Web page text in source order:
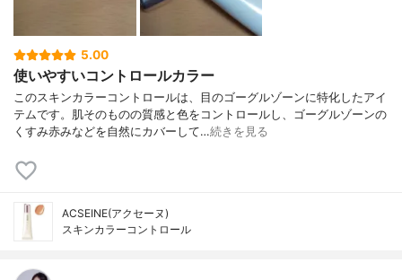
5.00
使いやすいコントロールカラー
このスキンカラーコントロールは、目のゴーグルゾーンに特化したアイ
テムです。肌そのものの質感と色をコントロールし、ゴーグルゾーンの
くすみ赤みなどを自然にカバーして…続きを見る
ACSEINE(アクセーヌ)
スキンカラーコントロール